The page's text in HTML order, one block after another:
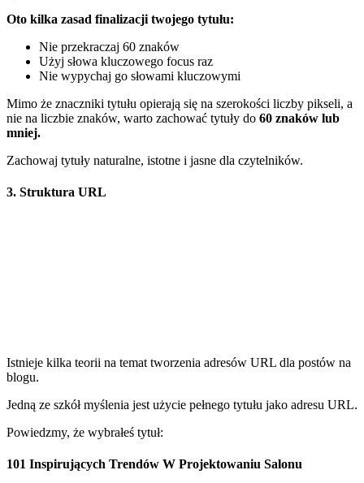
Oto kilka zasad finalizacji twojego tytułu:
Nie przekraczaj 60 znaków
Użyj słowa kluczowego focus raz
Nie wypychaj go słowami kluczowymi
Mimo że znaczniki tytułu opierają się na szerokości liczby pikseli, a
nie na liczbie znaków, warto zachować tytuły do 60 znaków lub
mniej.
Zachowaj tytuły naturalne, istotne i jasne dla czytelników.
3. Struktura URL
Istnieje kilka teorii na temat tworzenia adresów URL dla postów na
blogu.
Jedną ze szkół myślenia jest użycie pełnego tytułu jako adresu URL.
Powiedzmy, że wybrałeś tytuł:
101 Inspirujących Trendów W Projektowaniu Salonu